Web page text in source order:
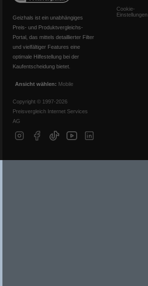
Geizhals ist ein unabhängiges
Preis- und Produktvergleichs-
Portal, das mittels detaillierter Filter
und vielfältiger Features eine
optimale Hilfestellung bei der
Kaufentscheidung bietet.
Ansicht wählen: Mobile
Copyright © 1997-2026
Preisvergleich Internet Services
AG
Cookie-
Einstellungen